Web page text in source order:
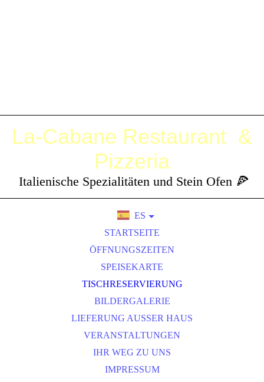
La-Cabane Restaurant &
Pizzeria
Italienische Spezialitäten und Stein Ofen 🍕
ES
STARTSEITE
ÖFFNUNGSZEITEN
SPEISEKARTE
TISCHRESERVIERUNG
BILDERGALERIE
LIEFERUNG AUSSER HAUS
VERANSTALTUNGEN
IHR WEG ZU UNS
IMPRESSUM